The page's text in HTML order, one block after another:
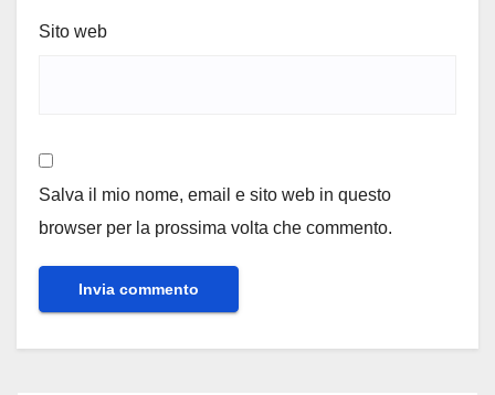
Sito web
Salva il mio nome, email e sito web in questo
browser per la prossima volta che commento.